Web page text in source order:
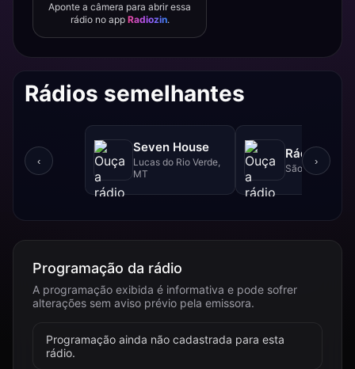
Aponte a câmera para abrir essa
rádio no app Radiozin.
Rádios semelhantes
‹
Seven House
Lucas do Rio Verde,
MT
Rádio
São Leopoldo,
›
Programação da rádio
A programação exibida é informativa e pode sofrer
alterações sem aviso prévio pela emissora.
Programação ainda não cadastrada para esta
rádio.